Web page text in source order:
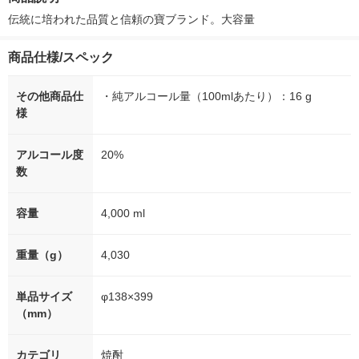
伝統に培われた品質と信頼の寶ブランド。大容量
商品仕様/スペック
その他商品仕
様
・純アルコール量（100mlあたり）：16 g
アルコール度
数
20%
容量 4,000 ml
重量（g） 4,030
単品サイズ
（mm）
φ138×399
カテゴリ 焼酎